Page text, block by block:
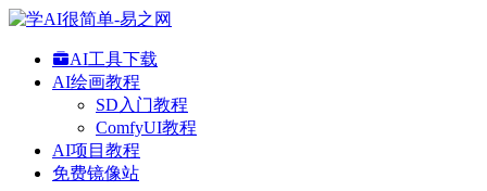
AI工具下载
AI绘画教程
SD入门教程
ComfyUI教程
AI项目教程
免费镜像站